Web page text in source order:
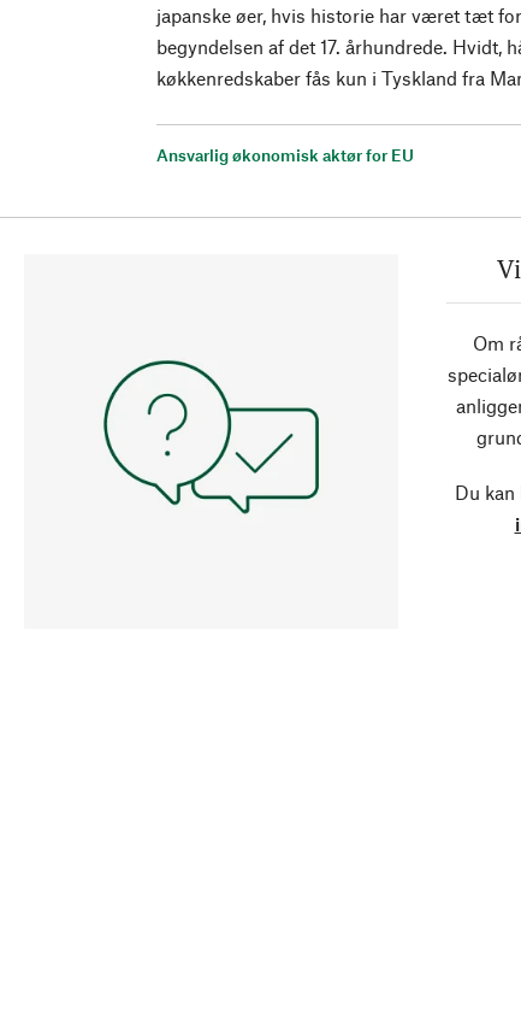
japanske øer, hvis historie har været tæt
begyndelsen af det 17. århundrede. Hvidt,
køkkenredskaber fås kun i Tyskland fra
Ansvarlig økonomisk aktør for EU
Om
Du kan